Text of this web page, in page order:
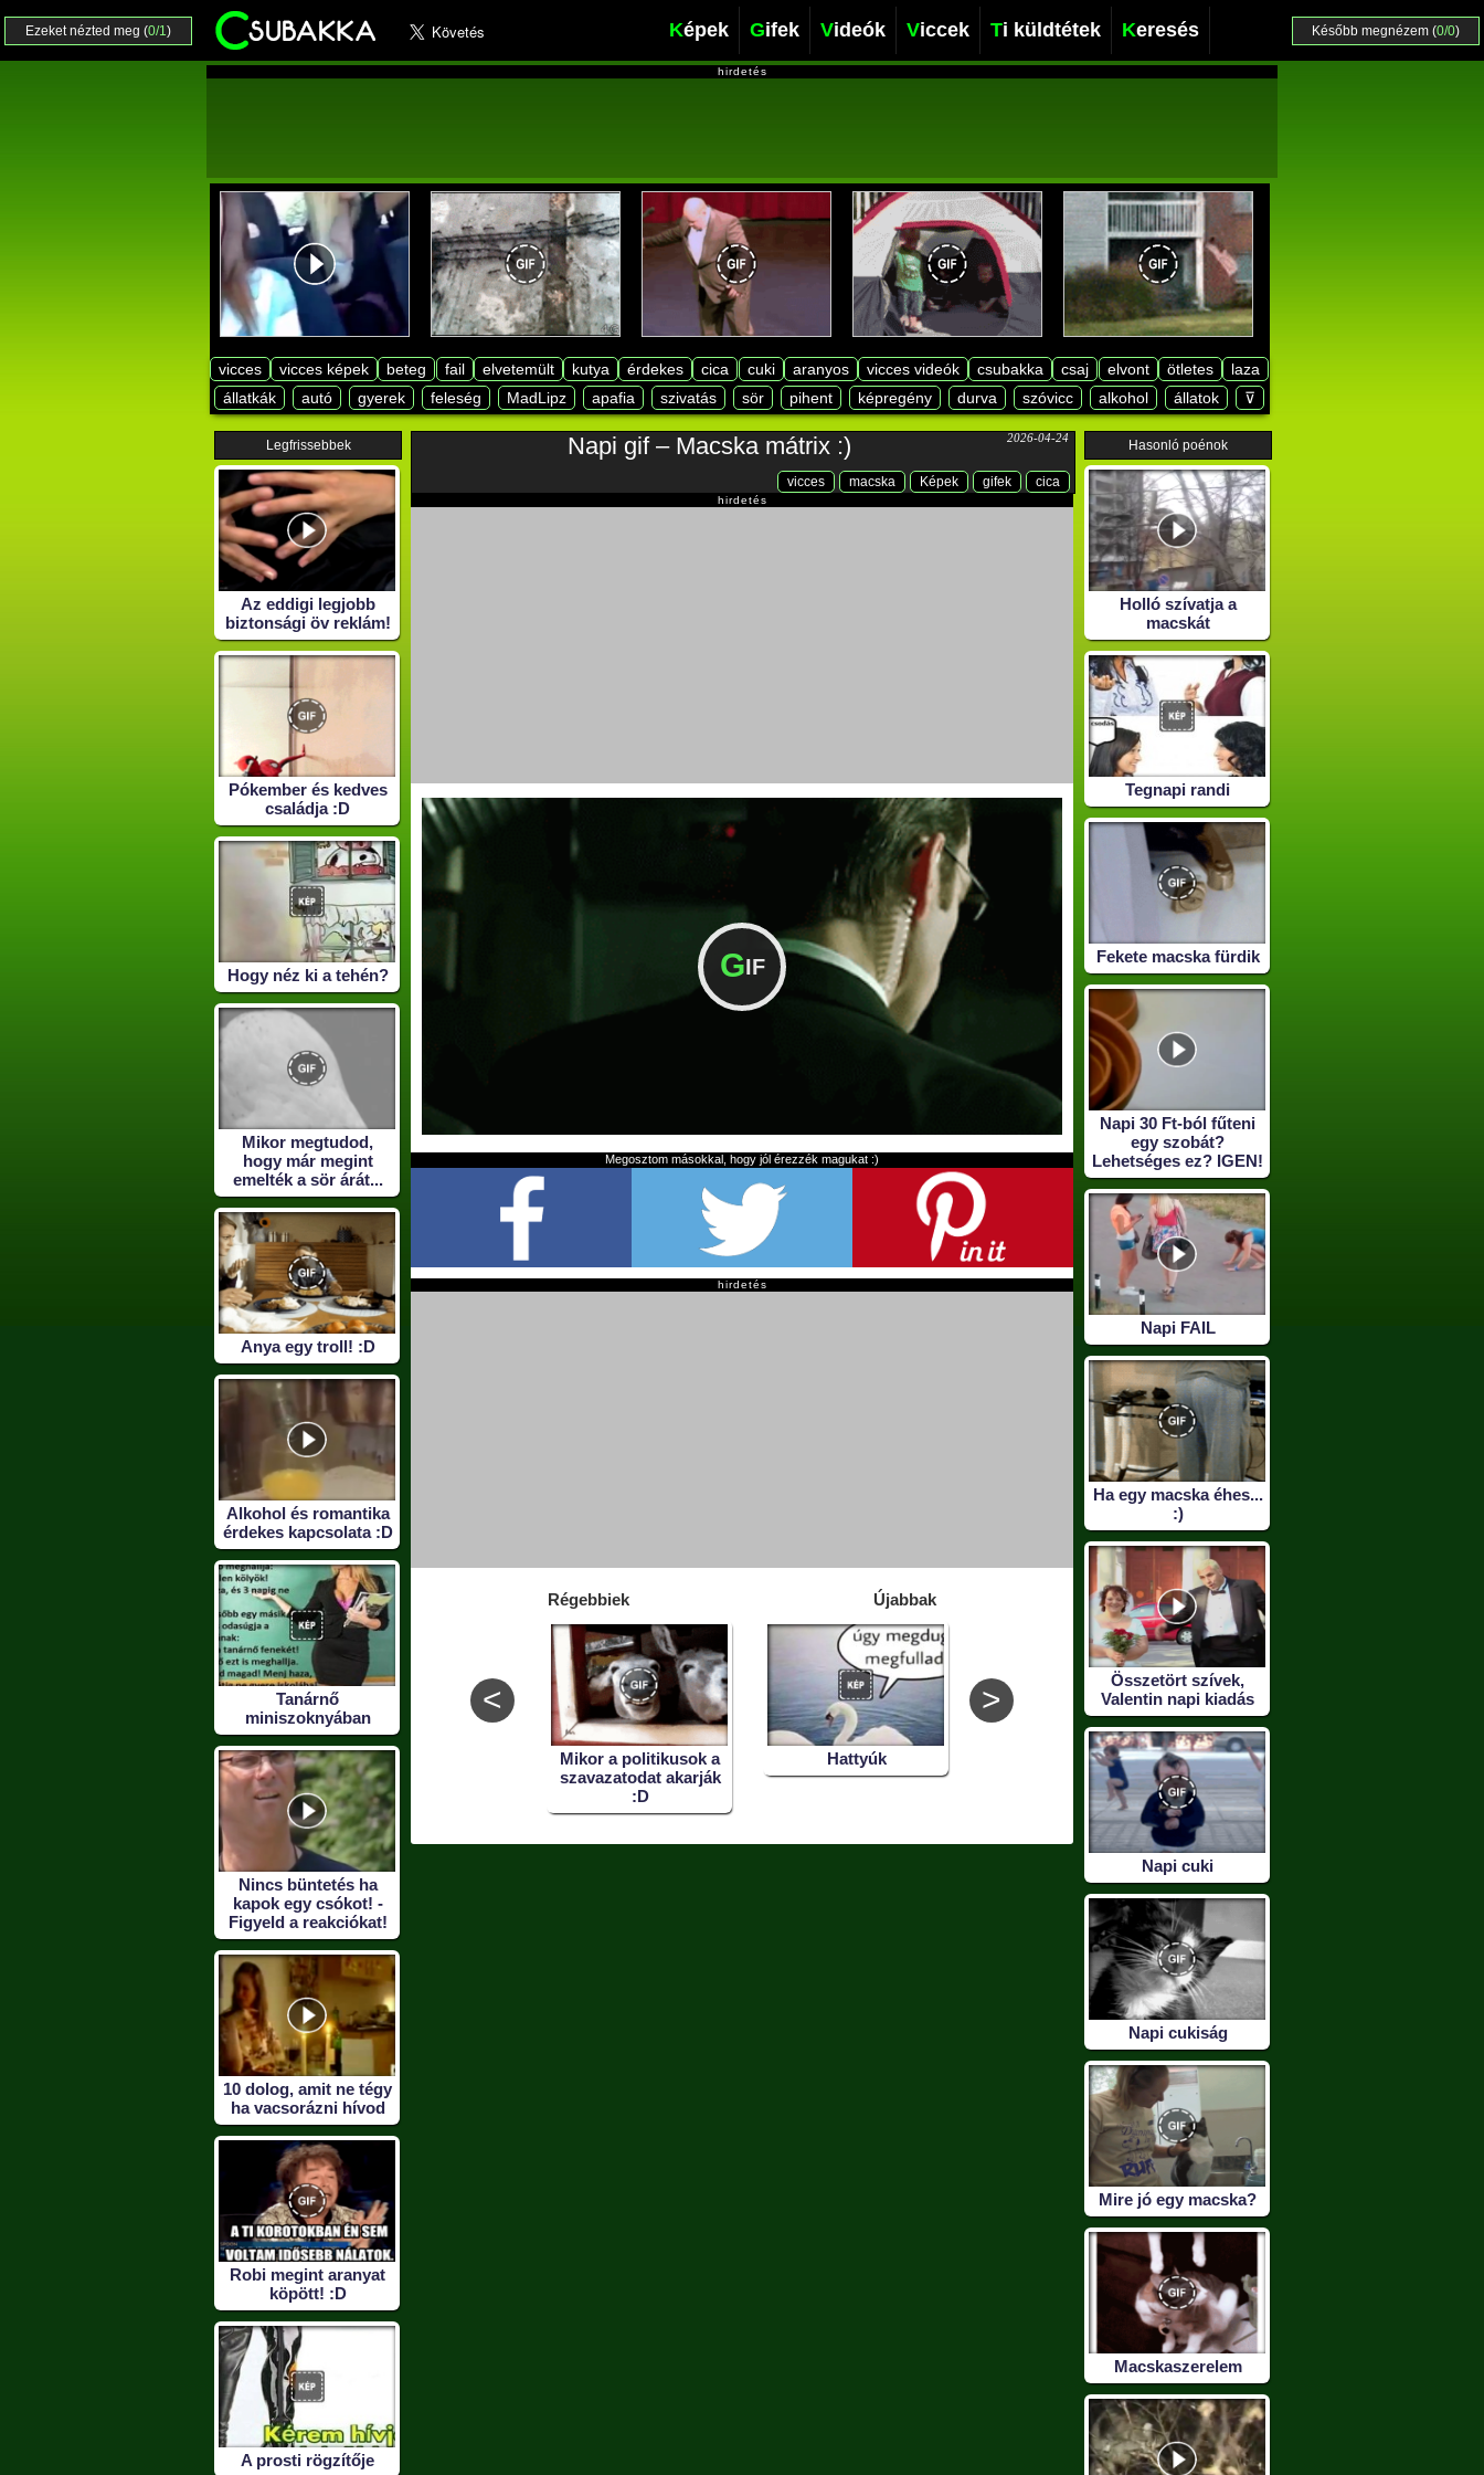
Ezeket nézted meg (0/1) Később megnézem (0/0)
Képek Gifek Videók Viccek Ti küldtétek Keresés
hirdetés
vicces vicces képek beteg fail elvetemült kutya érdekes cica cuki aranyos vicces videók csubakka csaj elvont ötletes
laza
állatkák
autó gyerek feleség MadLipz apafia szivatás sör pihent képregény durva szóvicc alkohol állatok ⊽
Legfrissebbek
Az eddigi legjobb
biztonsági öv reklám!
Pókember és kedves
családja :D
Hogy néz ki a tehén?
Mikor megtudod,
hogy már megint
emelték a sör árát...
Anya egy troll! :D
Alkohol és romantika
érdekes kapcsolata :D
Tanárnő
miniszoknyában
Nincs büntetés ha
kapok egy csókot! -
Figyeld a reakciókat!
10 dolog, amit ne tégy
ha vacsorázni hívod
Robi megint aranyat
köpött! :D
A prosti rögzítője
2026-04-24
Napi gif – Macska mátrix :)
cica
gifek
Képek
macska
vicces
hirdetés
GIF
Megosztom másokkal, hogy jól érezzék magukat :)
hirdetés
<
Régebbiek Újabbak
Gyerekkor Találtam egy hőmérőt
Mikor a politikusok a
szavazatodat akarják
:D
Hattyúk
Megérdemelt
nyakleves :)
Ezért ne akarj
pornoszínész lenni
>
Hasonló poénok
Holló szívatja a
macskát
Tegnapi randi
Fekete macska fürdik
Napi 30 Ft-ból fűteni
egy szobát?
Lehetséges ez? IGEN!
Napi FAIL
Ha egy macska éhes...
:)
Összetört szívek,
Valentin napi kiadás
Napi cuki
Napi cukiság
Mire jó egy macska?
Macskaszerelem